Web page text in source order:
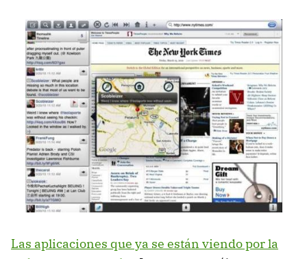
Las aplicaciones que ya se están viendo por la